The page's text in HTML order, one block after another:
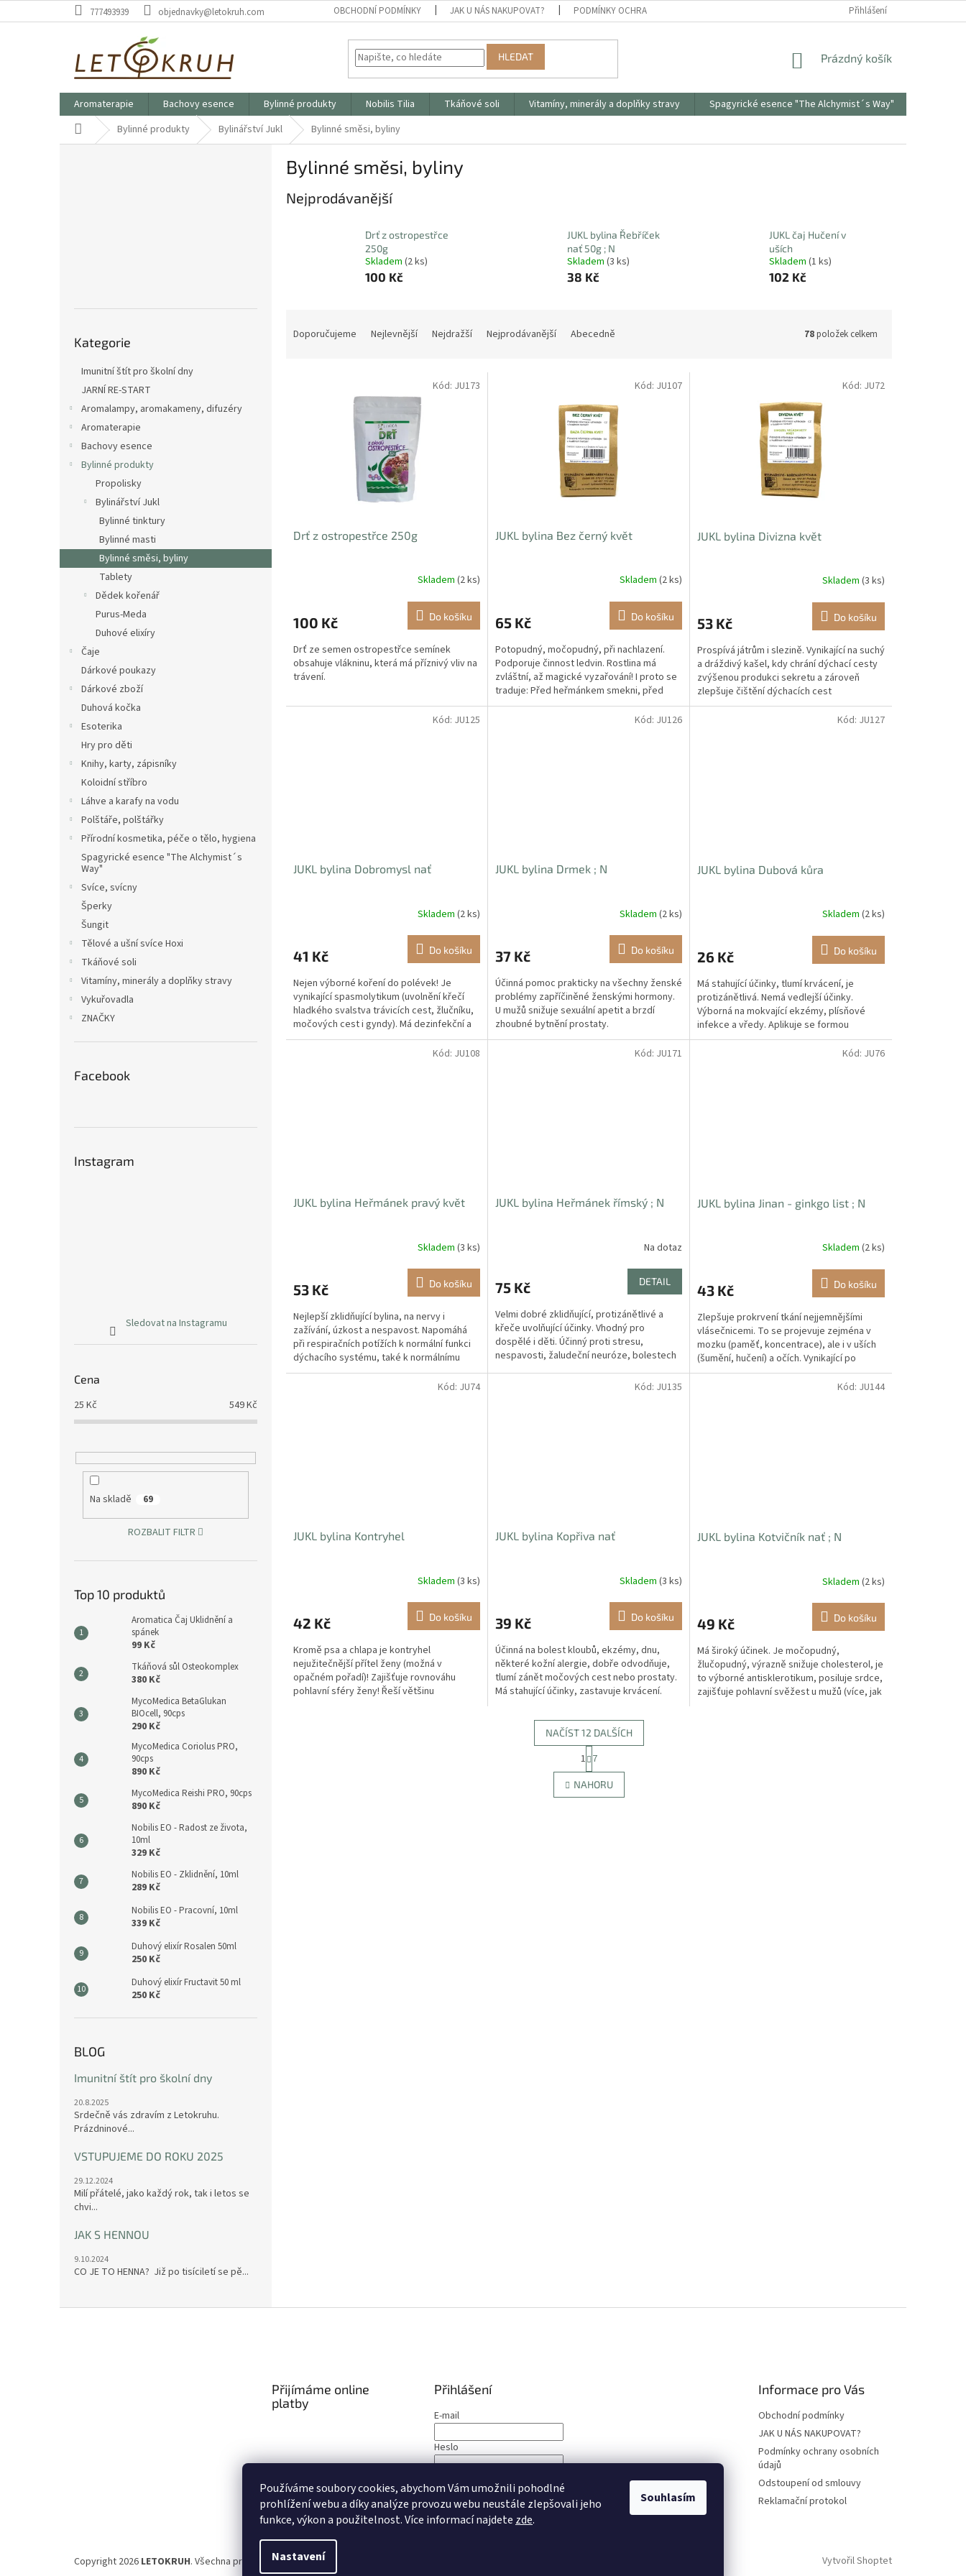
Používáme soubory cookies, abychom Vám umožnili pohodlné
prohlížení webu a díky analýze provozu webu neustále zlepšovali jeho
funkce, výkon a použitelnost. Více informací najdete zde.
Nastavení
Souhlasím
na
777493939 objednavky@letokruh.com OBCHODNÍ PODMÍNKY JAK U NÁS NAKUPOVAT? PODMÍNKY OCHRANY OSOBNÍCH ÚDAJŮ ODSTOUPENÍ OD SMLOUVYPřihlášení
HLEDAT
NÁKUPNÍ
Prázdný košík
Aromaterapie Bachovy esence Bylinné produkty Nobilis Tilia Tkáňové soli Vitamíny, minerály a doplňky stravy Spagyrické esence "The Alchymist´s Way"
Domů Bylinné produkty Bylinářství Jukl Bylinné směsi, byliny
kategorie
Kategorie
Imunitní štít pro školní dny
JARNÍ RE-START
Aromalampy, aromakameny, difuzéry
Aromaterapie
Bachovy esence
Bylinné produkty
Propolisky
Bylinářství Jukl
Bylinné tinktury
Bylinné masti
Bylinné směsi, byliny
Tablety
Dědek kořenář
Purus-Meda
Duhové elixíry
Čaje
Dárkové poukazy
Dárkové zboží
Duhová kočka
Esoterika
Hry pro děti
Knihy, karty, zápisníky
Koloidní stříbro
Láhve a karafy na vodu
Polštáře, polštářky
Přírodní kosmetika, péče o tělo, hygiena
Spagyrické esence "The Alchymist´s
Way"
Svíce, svícny
Šperky
Šungit
Tělové a ušní svíce Hoxi
Tkáňové soli
Vitamíny, minerály a doplňky stravy
Vykuřovadla
ZNAČKY
Facebook
Instagram
Sledovat na Instagramu
Cena
25 Kč 549Kč
Na skladě 69
ROZBALIT FILTR
Top 10 produktů
Aromatica Čaj Uklidnění a
spánek
99 Kč
Tkáňová sůl Osteokomplex
380 Kč
MycoMedica BetaGlukan
BIOcell, 90cps
290 Kč
MycoMedica Coriolus PRO,
90cps
890 Kč
MycoMedica Reishi PRO, 90cps
890 Kč
Nobilis EO - Radost ze života,
10ml
329 Kč
Nobilis EO - Zklidnění, 10ml
289 Kč
Nobilis EO - Pracovní, 10ml
339 Kč
Duhový elixír Rosalen 50ml
250 Kč
Duhový elixír Fructavit 50 ml
250 Kč
BLOG
Imunitní štít pro školní dny
20.8.2025
Srdečně vás zdravím z Letokruhu.
Prázdninové...
VSTUPUJEME DO ROKU 2025
29.12.2024
Milí přátelé, jako každý rok, tak i letos se
chvi...
JAK S HENNOU
9.10.2024
CO JE TO HENNA? Již po tisíciletí se pě...
Bylinné směsi, byliny
Nejprodávanější
Drť z ostropestřce
250g
Skladem (2 ks)
100 Kč
JUKL bylina Řebříček
nať 50g ; N
Skladem (3 ks)
38 Kč
JUKL čaj Hučení v
uších
Skladem (1 ks)
102 Kč
Doporučujeme Nejlevnější Nejdražší Nejprodávanější Abecedně 78položek celkem
Drť z ostropestřce 250g
Skladem (2 ks)
100 Kč Do košíku
Drť ze semen ostropestřce semínek
obsahuje vlákninu, která má příznivý vliv na
trávení.
Kód: JU173
JUKL bylina Bez černý květ
Skladem (2 ks)
65 Kč Do košíku
Potopudný, močopudný, při nachlazení.
Podporuje činnost ledvin. Rostlina má
zvláštní, až magické vyzařování! I proto se
traduje: Před heřmánkem smekni, před
bezinkou klekni.
Kód: JU107
JUKL bylina Divizna květ
Skladem (3 ks)
53 Kč Do košíku
Prospívá játrům i slezině. Vynikající na suchý
a dráždivý kašel, kdy chrání dýchací cesty
zvýšenou produkci sekretu a zároveň
zlepšuje čištění dýchacích cest
odkašláváním.
Kód: JU72
JUKL bylina Dobromysl nať
Skladem (2 ks)
41 Kč Do košíku
Nejen výborné koření do polévek! Je
vynikající spasmolytikum (uvolnění křečí
hladkého svalstva trávicích cest, žlučníku,
močových cest i gyndy). Má dezinfekční a
protizánětlivé...
Kód: JU125
JUKL bylina Drmek ; N
Skladem (2 ks)
37 Kč Do košíku
Účinná pomoc prakticky na všechny ženské
problémy zapříčiněné ženskými hormony.
U mužů snižuje sexuální apetit a brzdí
zhoubné bytnění prostaty.
Kód: JU126
JUKL bylina Dubová kůra
Skladem (2 ks)
26 Kč Do košíku
Má stahující účinky, tlumí krvácení, je
protizánětlivá. Nemá vedlejší účinky.
Výborná na mokvající ekzémy, plísňové
infekce a vředy. Aplikuje se formou
obkladů a používá jako...
Kód: JU127
JUKL bylina Heřmánek pravý květ
Skladem (3 ks)
53 Kč Do košíku
Nejlepší zklidňující bylina, na nervy i
zažívání, úzkost a nespavost. Napomáhá
při respiračních potížích k normální funkci
dýchacího systému, také k normálnímu
trávení.
Kód: JU108
JUKL bylina Heřmánek římský ; N
Na dotaz
75 Kč DETAIL
Velmi dobré zklidňující, protizánětlivé a
křeče uvolňující účinky. Vhodný pro
dospělé i děti. Účinný proti stresu,
nespavosti, žaludeční neuróze, bolestech
v krku, zánětech v...
Kód: JU171
JUKL bylina Jinan - ginkgo list ; N
Skladem (2 ks)
43 Kč Do košíku
Zlepšuje prokrvení tkání nejjemnějšími
vlásečnicemi. To se projevuje zejména v
mozku (paměť, koncentrace), ale i v uších
(šumění, hučení) a očích. Vynikající po
mozkových...
Kód: JU76
JUKL bylina Kontryhel
Skladem (3 ks)
42 Kč Do košíku
Kromě psa a chlapa je kontryhel
nejužitečnější přítel ženy (možná v
opačném pořadí)! Zajišťuje rovnováhu
pohlavní sféry ženy! Řeší většinu
Kód: JU74
JUKL bylina Kopřiva nať
Skladem (3 ks)
39 Kč Do košíku
Účinná na bolest kloubů, ekzémy, dnu,
některé kožní alergie, dobře odvodňuje,
tlumí zánět močových cest nebo prostaty.
Má stahující účinky, zastavuje krvácení.
Kód: JU135
JUKL bylina Kotvičník nať ; N
Skladem (2 ks)
49 Kč Do košíku
Má široký účinek. Je močopudný,
žlučopudný, výrazně snižuje cholesterol, je
to výborné antisklerotikum, posiluje srdce,
zajišťuje pohlavní svěžest u mužů (více, jak
Kód: JU144
O
v
l
NAČÍST 12 DALŠÍCH
t
r
á
n
1 7
NAHORU
Přijímáme online
platby
Přihlášení
E-mail
Heslo
PŘIHLÁSIT SE
Nová registraceZapomenuté heslo
Informace pro Vás
Obchodní podmínky
JAK U NÁS NAKUPOVAT?
Podmínky ochrany osobních
údajů
Odstoupení od smlouvy
Reklamační protokol
Vytvořil Shoptet
Copyright 2026 LETOKRUH. Všechna práva vyhrazena.